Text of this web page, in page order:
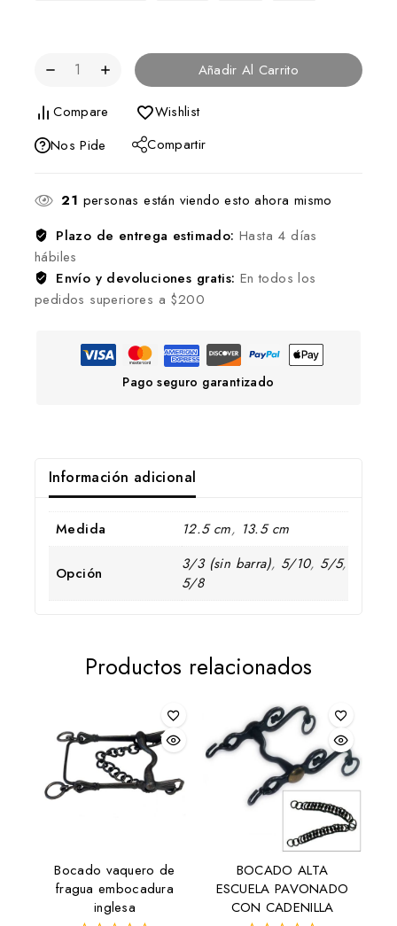
Añadir Al Carrito
Compare
Wishlist
Nos Pide
Compartir
21 personas están viendo esto ahora mismo
Plazo de entrega estimado: Hasta 4 días
hábiles
Envío y devoluciones gratis: En todos los
pedidos superiores a $200
Pago seguro garantizado
Información adicional
Medida 12.5 cm, 13.5 cm
Opción 3/3 (sin barra), 5/10, 5/5,
5/8
Productos relacionados
Bocado vaquero de
fragua embocadura
inglesa
BOCADO ALTA
ESCUELA PAVONADO
CON CADENILLA